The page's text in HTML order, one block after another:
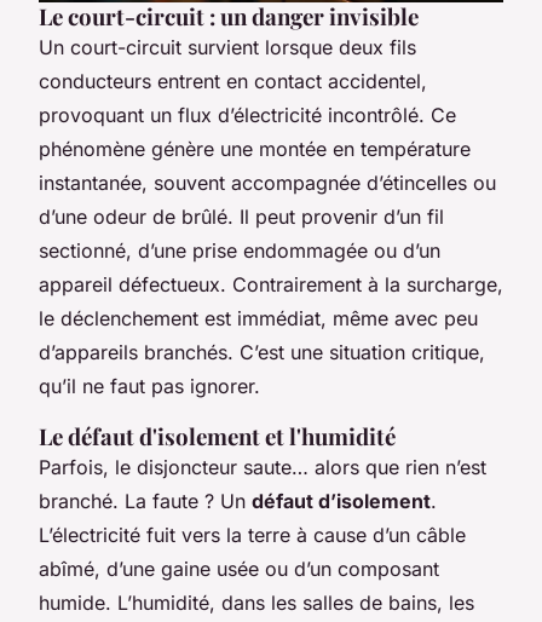
Le court-circuit : un danger invisible
Un court-circuit survient lorsque deux fils
conducteurs entrent en contact accidentel,
provoquant un flux d’électricité incontrôlé. Ce
phénomène génère une montée en température
instantanée, souvent accompagnée d’étincelles ou
d’une odeur de brûlé. Il peut provenir d’un fil
sectionné, d’une prise endommagée ou d’un
appareil défectueux. Contrairement à la surcharge,
le déclenchement est immédiat, même avec peu
d’appareils branchés. C’est une situation critique,
qu’il ne faut pas ignorer.
Le défaut d'isolement et l'humidité
Parfois, le disjoncteur saute… alors que rien n’est
branché. La faute ? Un défaut d’isolement.
L’électricité fuit vers la terre à cause d’un câble
abîmé, d’une gaine usée ou d’un composant
humide. L’humidité, dans les salles de bains, les